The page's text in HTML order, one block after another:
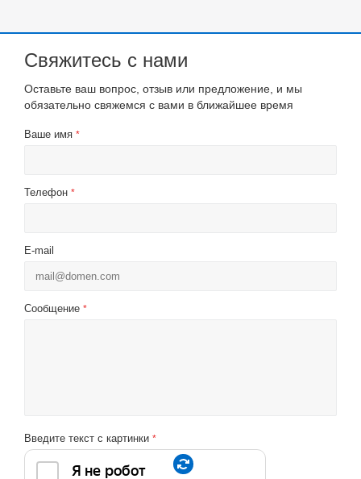
Свяжитесь с нами
Оставьте ваш вопрос, отзыв или предложение, и мы
обязательно свяжемся с вами в ближайшее время
Ваше имя *
Телефон *
E-mail
Сообщение *
Введите текст с картинки *